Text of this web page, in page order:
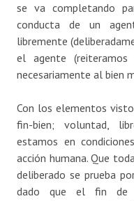
se va completando
conducta de un
libremente
el agente
necesariamente al bien
Con los elementos
fin-bien; voluntad,
estamos en
acción humana. Que
deliberado se prueba
dado que el fin de